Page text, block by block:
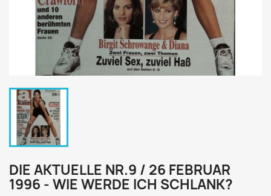
DIE AKTUELLE NR.9 / 26 FEBRUAR
1996 - WIE WERDE ICH SCHLANK?